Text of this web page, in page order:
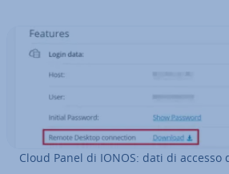
Cloud Panel di IONOS: dati di accesso